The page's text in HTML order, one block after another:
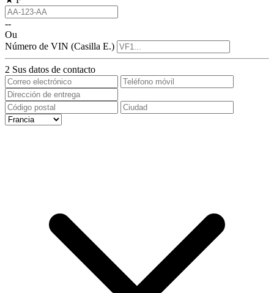
--
Ou
Número de VIN (Casilla E.)
2 Sus datos de contacto